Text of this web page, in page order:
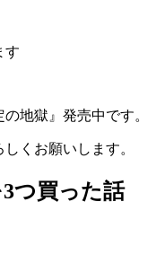
す
地獄』発売中です。
くお願いします。
つ買った話